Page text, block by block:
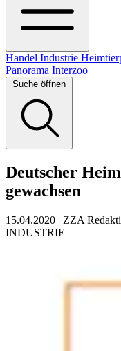
Handel Industrie
Panorama Interzoo
Suche öffnen
Deutscher
gewachsen
15.04.2020 | ZZA
INDUSTRIE